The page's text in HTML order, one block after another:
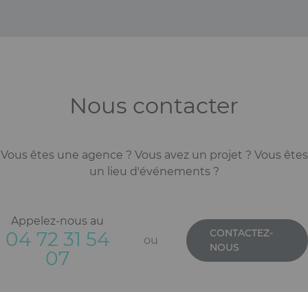
Nous contacter
Vous êtes une agence ? Vous avez un projet ? Vous êtes
un lieu d'événements ?
Appelez-nous au
04 72 31 54
07
ou
CONTACTEZ-
NOUS